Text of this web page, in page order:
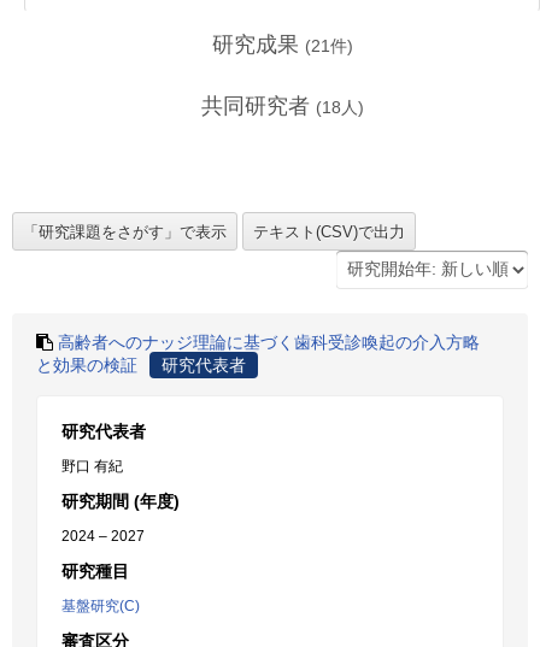
研究成果 (21件)
共同研究者 (18 人)
高齢者へのナッジ理論に基づく歯科受診喚起の介入方略
と効果の検証
研究代表者
研究代表者
野口 有紀
研究期間 (年度)
2024 – 2027
研究種目
基盤研究(C)
審査区分